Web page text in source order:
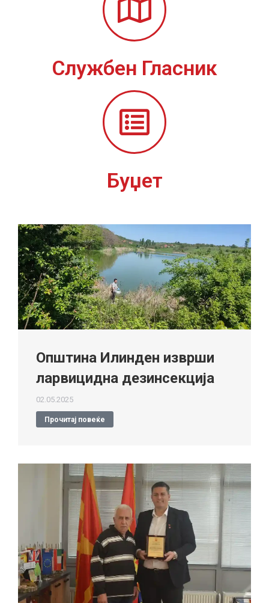
Службен Гласник
Буџет
Општина Илинден изврши
ларвицидна дезинсекција
02.05.2025
Прочитај повеќе